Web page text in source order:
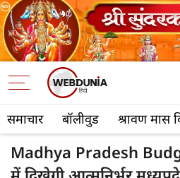
समाचार बॉलीवुड श्रावण मास
Madhya Pradesh